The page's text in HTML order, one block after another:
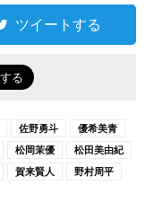
ツイートする
佐野勇斗
優希美青
松岡茉優
松田美由紀
賀来賢人 野村周平